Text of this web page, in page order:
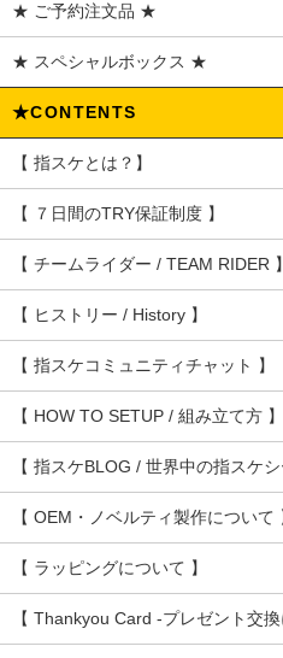
★ ご予約注文品 ★
★ スペシャルボックス ★
★CONTENTS
【 指スケとは？】
【 ７日間のTRY保証制度 】
【 チームライダー / TEAM RIDER 】
【 ヒストリー / History 】
【 指スケコミュニティチャット 】
【 HOW TO SETUP / 組み立て方 】
【 指スケBLOG / 世界中の指スケ
【 OEM・ノベルティ製作について
【 ラッピングについて 】
【 Thankyou Card -プレゼント交換